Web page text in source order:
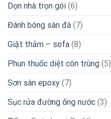
Dọn nhà trọn gói (6)
Đánh bóng sàn đá (7)
Giặt thảm – sofa (8)
Phun thuốc diệt côn trùng (5)
Sơn sàn epoxy (7)
Sục rửa đường ống nước (3)